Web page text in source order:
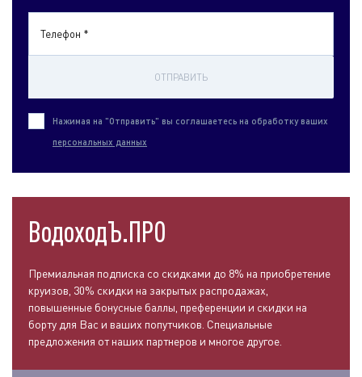
Телефон *
ОТПРАВИТЬ
Нажимая на "Отправить" вы соглашаетесь на обработку ваших
персональных данных
ВодоходЪ.ПРО
Премиальная подписка со скидками до 8% на приобретение
круизов, 30% скидки на закрытых распродажах,
повышенные бонусные баллы, преференции и скидки на
борту для Вас и ваших попутчиков. Специальные
предложения от наших партнеров и многое другое.